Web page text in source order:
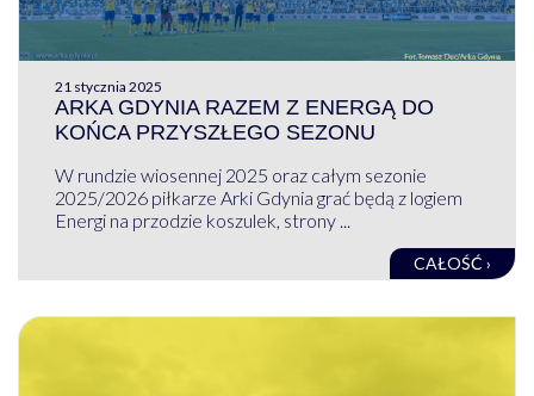
21 stycznia 2025
ARKA GDYNIA RAZEM Z ENERGĄ DO
KOŃCA PRZYSZŁEGO SEZONU
W rundzie wiosennej 2025 oraz całym sezonie
2025/2026 piłkarze Arki Gdynia grać będą z logiem
Energi na przodzie koszulek, strony ...
CAŁOŚĆ ›